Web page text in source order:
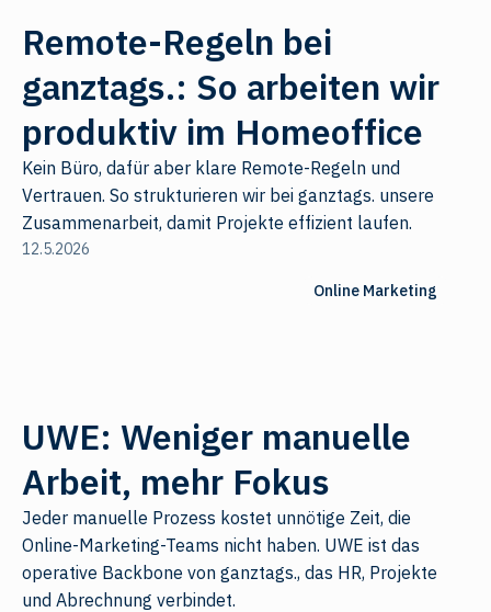
Remote-Regeln bei
ganztags.: So arbeiten wir
produktiv im Homeoffice
Kein Büro, dafür aber klare Remote-Regeln und
Vertrauen. So strukturieren wir bei ganztags. unsere
Zusammenarbeit, damit Projekte effizient laufen.
12.5.2026
Online Marketing
UWE: Weniger manuelle
Arbeit, mehr Fokus
Jeder manuelle Prozess kostet unnötige Zeit, die
Online-Marketing-Teams nicht haben. UWE ist das
operative Backbone von ganztags., das HR, Projekte
und Abrechnung verbindet.